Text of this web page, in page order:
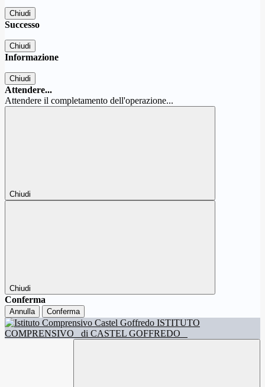
Chiudi
Successo
Chiudi
Informazione
Chiudi
Attendere...
Attendere il completamento dell'operazione...
Chiudi
Chiudi
Conferma
Annulla Conferma
ISTITUTO
COMPRENSIVO
di CASTEL GOFFREDO